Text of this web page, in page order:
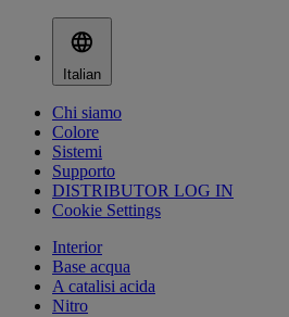
Italian
Chi siamo
Colore
Sistemi
Supporto
DISTRIBUTOR LOG IN
Cookie Settings
Interior
Base acqua
A catalisi acida
Nitro